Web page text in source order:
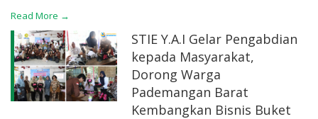
Read More →
STIE Y.A.I Gelar Pengabdian
kepada Masyarakat,
Dorong Warga
Pademangan Barat
Kembangkan Bisnis Buket